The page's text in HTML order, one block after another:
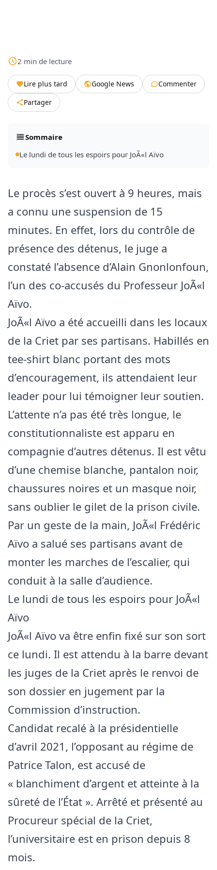
2 min de lecture
Lire plus tard Google News
Commenter
Partager
Sommaire
Le lundi de tous les espoirs pour JoÃ«l Aïvo
Le procès s’est ouvert à 9 heures, mais
a connu une suspension de 15
minutes. En effet, lors du contrôle de
présence des détenus, le juge a
constaté l’absence d’Alain Gnonlonfoun,
l’un des co-accusés du Professeur JoÃ«l
Aïvo.
JoÃ«l Aïvo a été accueilli dans les locaux
de la Criet par ses partisans. Habillés en
tee-shirt blanc portant des mots
d’encouragement, ils attendaient leur
leader pour lui témoigner leur soutien.
L’attente n’a pas été très longue, le
constitutionnaliste est apparu en
compagnie d’autres détenus. Il est vêtu
d’une chemise blanche, pantalon noir,
chaussures noires et un masque noir,
sans oublier le gilet de la prison civile.
Par un geste de la main, JoÃ«l Frédéric
Aïvo a salué ses partisans avant de
monter les marches de l’escalier, qui
conduit à la salle d’audience.
Le lundi de tous les espoirs pour JoÃ«l
Aïvo
JoÃ«l Aïvo va être enfin fixé sur son sort
ce lundi. Il est attendu à la barre devant
les juges de la Criet après le renvoi de
son dossier en jugement par la
Commission d’instruction.
Candidat recalé à la présidentielle
d’avril 2021, l’opposant au régime de
Patrice Talon, est accusé de
« blanchiment d’argent et atteinte à la
sûreté de l’État ». Arrêté et présenté au
Procureur spécial de la Criet,
l’universitaire est en prison depuis 8
mois.